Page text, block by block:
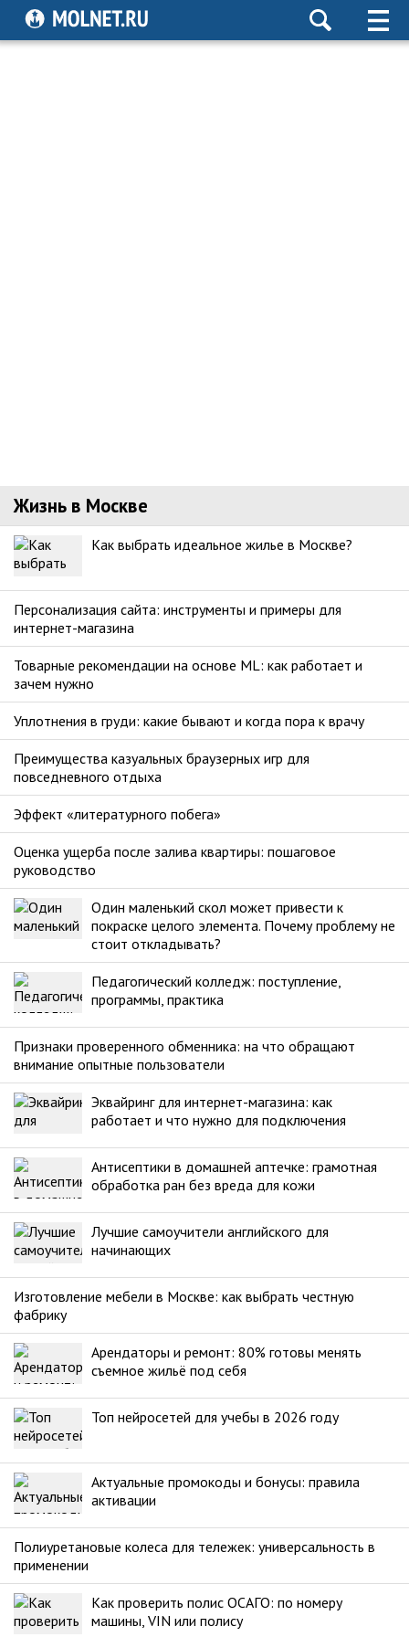
Жизнь в Москве
Как выбрать идеальное жилье в Москве?
Персонализация сайта: инструменты и примеры для
интернет-магазина
Товарные рекомендации на основе ML: как работает и
зачем нужно
Уплотнения в груди: какие бывают и когда пора к врачу
Преимущества казуальных браузерных игр для
повседневного отдыха
Эффект «литературного побега»
Оценка ущерба после залива квартиры: пошаговое
руководство
Один маленький скол может привести к
покраске целого элемента. Почему проблему не
стоит откладывать?
Педагогический колледж: поступление,
программы, практика
Признаки проверенного обменника: на что обращают
внимание опытные пользователи
Эквайринг для интернет-магазина: как
работает и что нужно для подключения
Антисептики в домашней аптечке: грамотная
обработка ран без вреда для кожи
Лучшие самоучители английского для
начинающих
Изготовление мебели в Москве: как выбрать честную
фабрику
Арендаторы и ремонт: 80% готовы менять
съемное жильё под себя
Топ нейросетей для учебы в 2026 году
Актуальные промокоды и бонусы: правила
активации
Полиуретановые колеса для тележек: универсальность в
применении
Как проверить полис ОСАГО: по номеру
машины, VIN или полису